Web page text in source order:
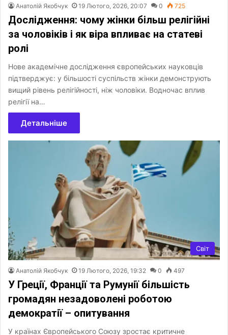
Анатолій Якобчук 19 Лютого, 2026, 20:07 0 725
Дослідження: чому жінки більш релігійні
за чоловіків і як віра впливає на статеві
ролі
Нове академічне дослідження європейських науковців
підтверджує: у більшості суспільств жінки демонструють
вищий рівень релігійності, ніж чоловіки. Водночас вплив
релігії на…
Детальніше
Світ
Анатолій Якобчук 19 Лютого, 2026, 19:32 0 497
У Греції, Франції та Румунії більшість
громадян незадоволені роботою
демократії – опитування
У країнах Європейського Союзу зростає критичне